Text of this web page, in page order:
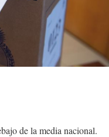
de la media nacional.